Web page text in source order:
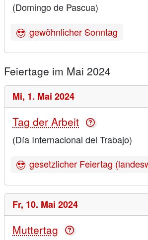
(Domingo de Pascua)
gewöhnlicher Sonntag
Feiertage im Mai 2024
Mi, 1. Mai 2024
Tag der Arbeit
(Día Internacional del Trabajo)
gesetzlicher Feiertag
Fr, 10. Mai 2024
Muttertag